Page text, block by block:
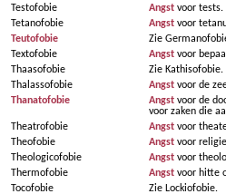
Testofobie
Angst voor tests.
Tetanofobie
Angst voor
Teutofobie
Zie
Textofobie
Angst voor
Thaasofobie
Zie Kathisofobie.
Thalassofobie
Angst voor de
Thanatofobie
Angst voor de
voor zaken die
Theatrofobie
Angst voor
Theofobie
Angst voor
Theologicofobie
Angst voor
Thermofobie
Angst voor hitte
Tocofobie
Zie Lockiofobie.